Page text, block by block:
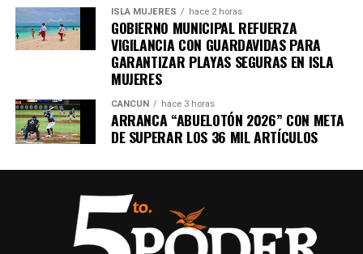
Únete al canal oficial de WhatsApp de
Quinto Podery recibe las noticias más
importantes de Quintana Roo directamente
en tu teléfono.
Unirme al canal de WhatsApp
ISLA MUJERES hace 2 horas
GOBIERNO MUNICIPAL REFUERZA
VIGILANCIA CON GUARDAVIDAS PARA
GARANTIZAR PLAYAS SEGURAS EN ISLA
MUJERES
CANCÚN hace 3 horas
ARRANCA “ABUELOTÓN 2026” CON META
DE SUPERAR LOS 36 MIL ARTÍCULOS